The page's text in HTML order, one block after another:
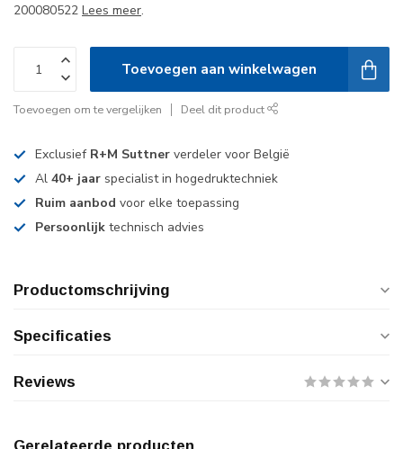
200080522 Lees meer.
Toevoegen aan winkelwagen
Toevoegen om te vergelijken Deel dit product
Exclusief R+M Suttner verdeler voor België
Al 40+ jaar specialist in hogedruktechniek
Ruim aanbod voor elke toepassing
Persoonlijk technisch advies
Productomschrijving
Specificaties
Reviews